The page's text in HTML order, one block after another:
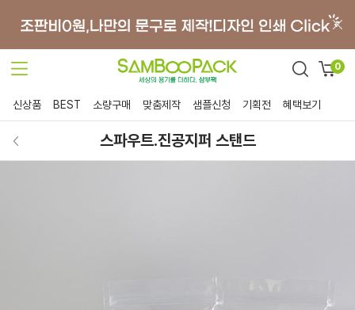
0
신상품 BEST 소량구매 맞춤제작 샘플신청 기획전 혜택보기
스파우트.진공지퍼 스탠드